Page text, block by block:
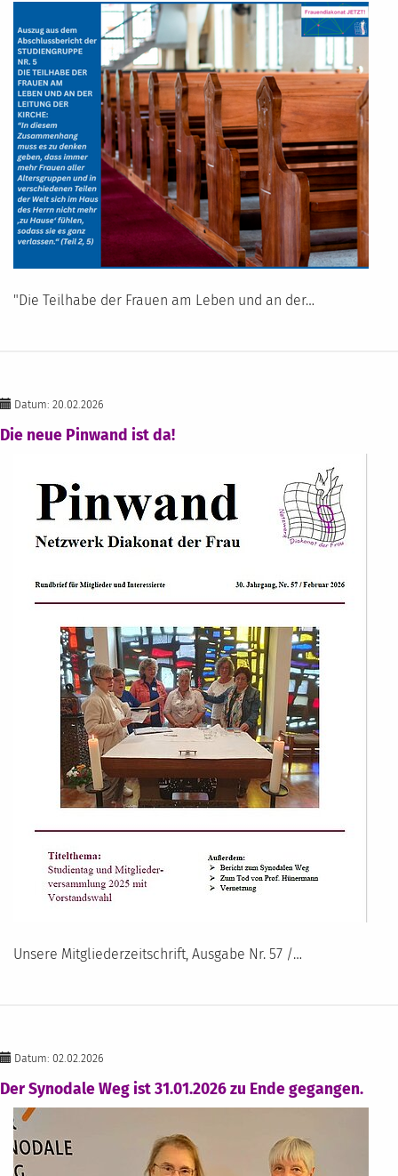
"Die Teilhabe der Frauen am Leben und an der…
Datum: 20.02.2026
Die neue Pinwand ist da!
Unsere Mitgliederzeitschrift, Ausgabe Nr. 57 /…
Datum: 02.02.2026
Der Synodale Weg ist 31.01.2026 zu Ende gegangen.